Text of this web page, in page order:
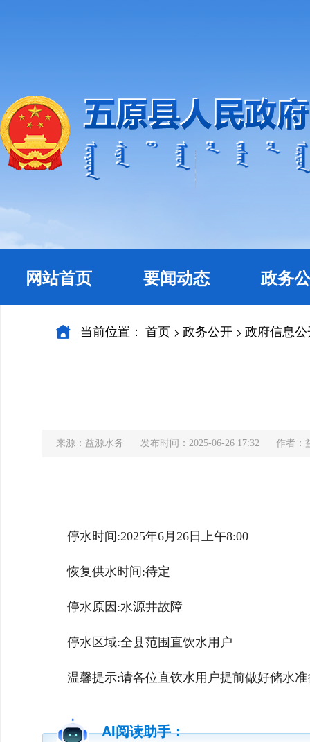
网站首页 要闻动态 政务
当前位置： 首页 > 政务公开 > 政府信息
来源：益源水务 发布时间：2025-06-26 17:32 作者：
停水时间:2025年6月26日上午8:00
恢复供水时间:待定
停水原因:水源井故障
停水区域:全县范围直饮水用户
温馨提示:请各位直饮水用户提前做好储水
AI阅读助手：